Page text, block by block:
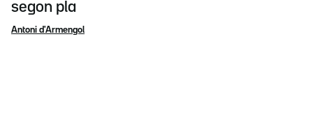
segon pla
Antoni d'Armengol